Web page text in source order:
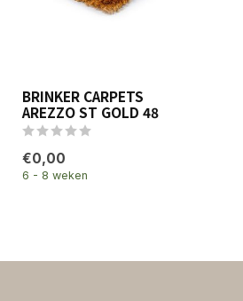
BRINKER CARPETS
AREZZO ST GOLD 48
€0,00
6 - 8 weken